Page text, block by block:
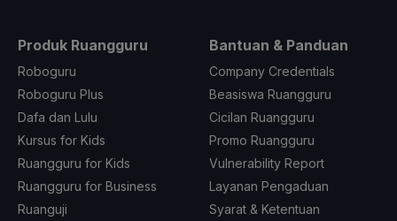
Produk Ruangguru
Roboguru
Roboguru Plus
Dafa dan Lulu
Kursus for Kids
Ruangguru for Kids
Ruangguru for Business
Ruanguji
Bantuan & Panduan
Company Credentials
Beasiswa Ruangguru
Cicilan Ruangguru
Promo Ruangguru
Vulnerability Report
Layanan Pengaduan
Syarat & Ketentuan